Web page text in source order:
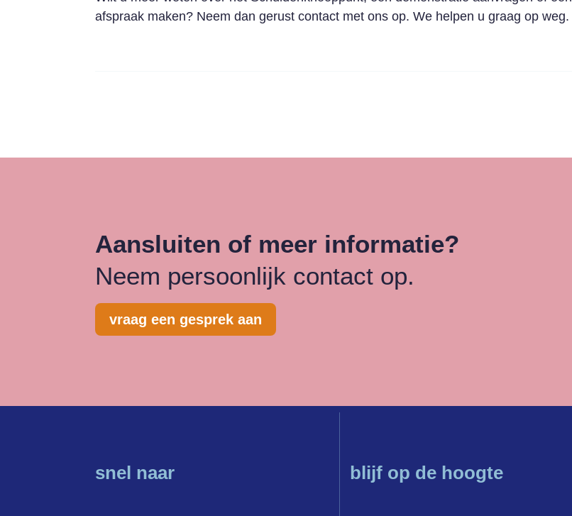
afspraak maken? Neem dan gerust contact met ons op. We helpen u graag op weg.
Aansluiten of meer informatie?
Neem persoonlijk contact op.
vraag een gesprek aan
snel naar blijf op de hoogte